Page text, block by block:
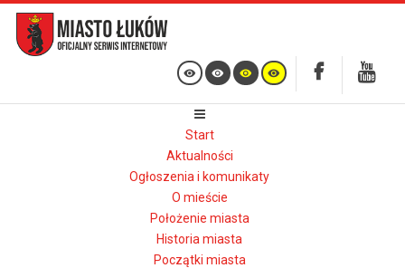
Start
Aktualności
Ogłoszenia i komunikaty
O mieście
Położenie miasta
Historia miasta
Początki miasta